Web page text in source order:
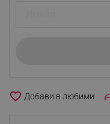
favorite_border